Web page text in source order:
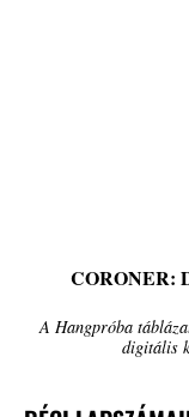
CORONER:
A Hangpróba
digitális